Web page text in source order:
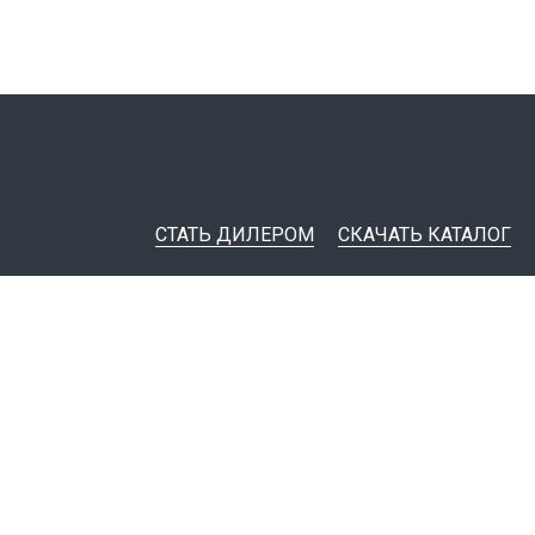
СТАТЬ ДИЛЕРОМ СКАЧАТЬ КАТАЛОГ